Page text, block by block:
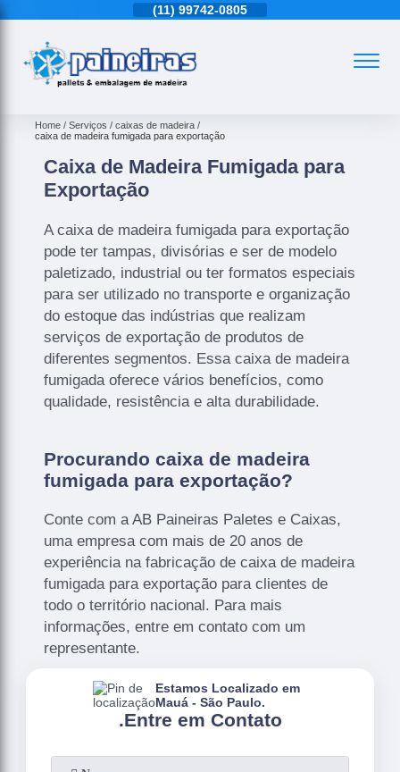
(11) 99742-0805
Home Serviços
caixas de madeira
caixa de madeira fumigada para exportação
Caixa de Madeira Fumigada para
Exportação
A caixa de madeira fumigada para exportação
pode ter tampas, divisórias e ser de modelo
paletizado, industrial ou ter formatos especiais
para ser utilizado no transporte e organização
do estoque das indústrias que realizam
serviços de exportação de produtos de
diferentes segmentos. Essa caixa de madeira
fumigada oferece vários benefícios, como
qualidade, resistência e alta durabilidade.
Procurando caixa de madeira
fumigada para exportação?
Conte com a AB Paineiras Paletes e Caixas,
uma empresa com mais de 20 anos de
experiência na fabricação de caixa de madeira
fumigada para exportação para clientes de
todo o território nacional. Para mais
informações, entre em contato com um
representante.
.Entre em Contato
Estamos Localizado em
Mauá - São Paulo.